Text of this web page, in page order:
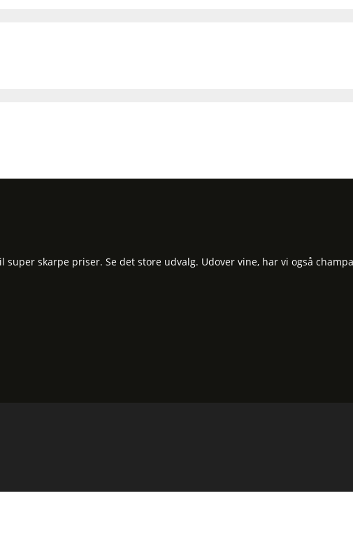
skarpe priser. Se det store udvalg. Udover vine, har vi også